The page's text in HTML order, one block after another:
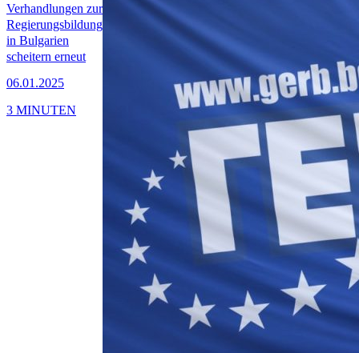
Verhandlungen zur
Regierungsbildung
in Bulgarien
scheitern erneut
06.01.2025
3 MINUTEN